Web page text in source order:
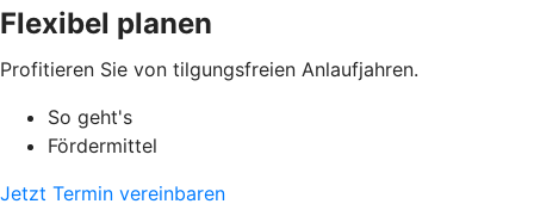
Flexibel planen
Profitieren Sie von tilgungsfreien Anlaufjahren.
So geht's
Fördermittel
Jetzt Termin vereinbaren